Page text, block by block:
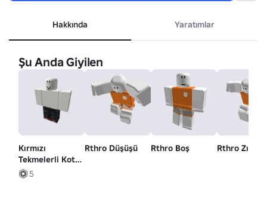
Hakkında Yaratımlar
Şu Anda Giyilen
Kırmızı
Tekmelerli Kot
Pantolon
5
Rthro Düşüşü Rthro Boş Rthro